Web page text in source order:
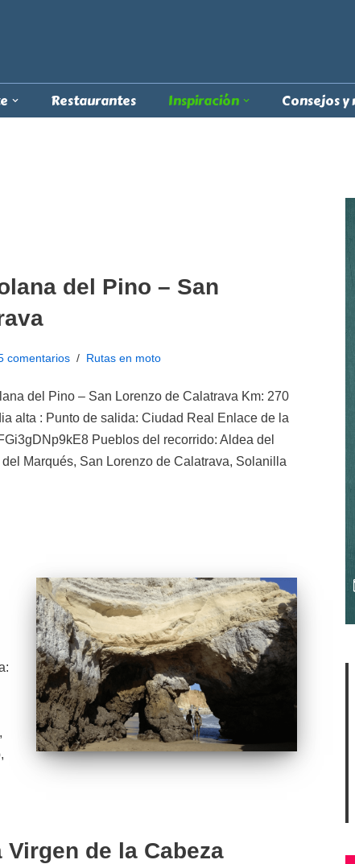
Restaurantes Inspiración Consejos
del Pino – San
comentarios Rutas en moto
del Pino – San Lorenzo de Calatrava Km: 270
alta : Punto de salida: Ciudad Real Enlace de la
Pueblos del recorrido: Aldea del
Marqués, San Lorenzo de Calatrava, Solanilla
de la Cabeza